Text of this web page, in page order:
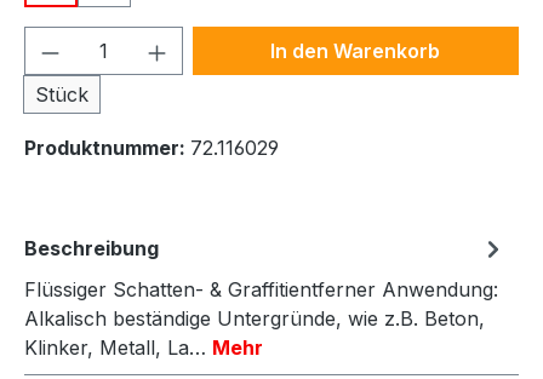
Produkt Anzahl: Gib den
Stück
In den Warenkorb
Produktnummer: 72.116029
Beschreibung
Flüssiger Schatten- & Graffitientferner Anwendung:
Alkalisch beständige Untergründe, wie z.B. Beton,
Klinker, Metall, La… Mehr